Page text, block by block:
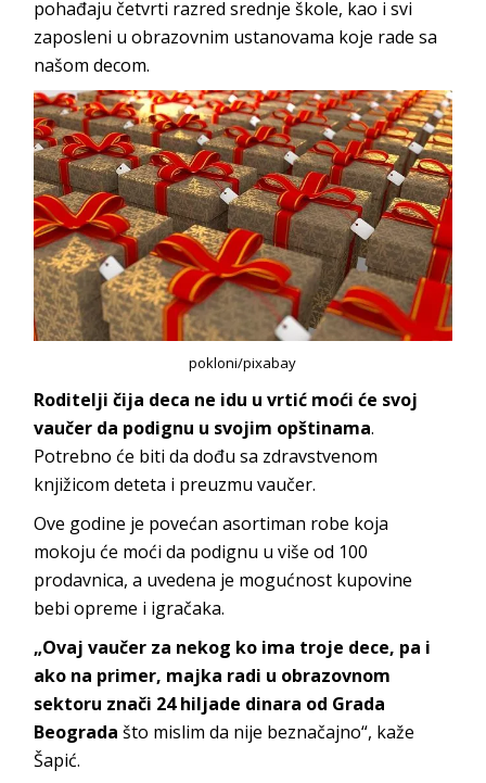
pohađaju četvrti razred srednje škole, kao i svi
zaposleni u obrazovnim ustanovama koje rade sa
našom decom.
pokloni/pixabay
Roditelji čija deca ne idu u vrtić moći će svoj
vaučer da podignu u svojim opštinama.
Potrebno će biti da dođu sa zdravstvenom
knjižicom deteta i preuzmu vaučer.
Ove godine je povećan asortiman robe koja
mokoju će moći da podignu u više od 100
prodavnica, a uvedena je mogućnost kupovine
bebi opreme i igračaka.
„Ovaj vaučer za nekog ko ima troje dece, pa i
ako na primer, majka radi u obrazovnom
sektoru znači 24 hiljade dinara od Grada
Beograda što mislim da nije beznačajno“, kaže
Šapić.